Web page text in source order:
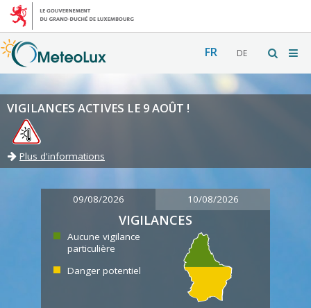
FR DE
VIGILANCES ACTIVES LE 9 AOÛT !
Plus d'informations
09/08/2026 10/08/2026
VIGILANCES
Aucune vigilance
particulière
Danger potentiel